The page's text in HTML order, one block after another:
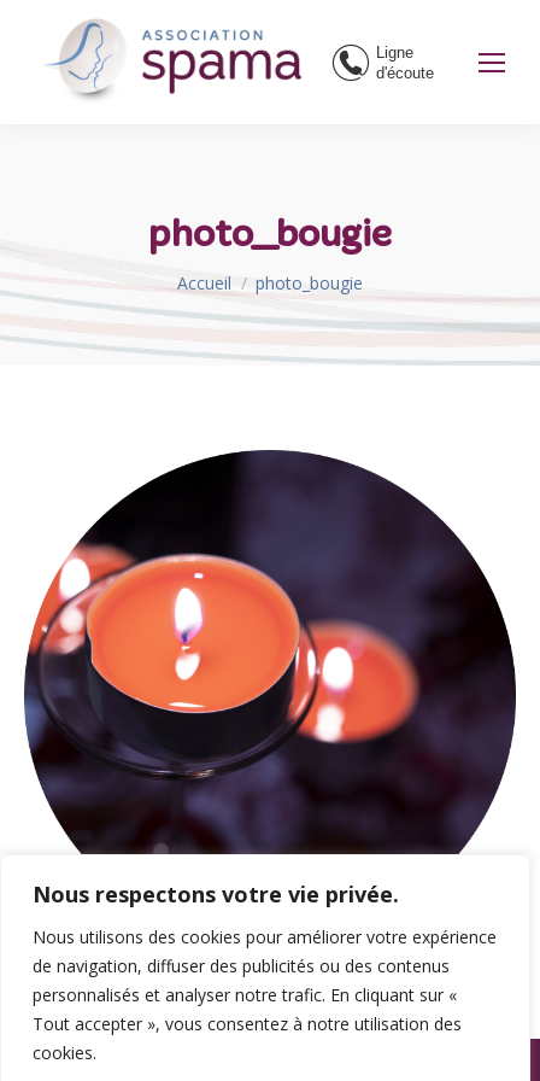
Nous respectons votre vie privée.
Nous utilisons des cookies pour améliorer votre expérience
de navigation, diffuser des publicités ou des contenus
personnalisés et analyser notre trafic. En cliquant sur «
Tout accepter », vous consentez à notre utilisation des
cookies.
Ligne
d'écoute
photo_bougie
Vous êtes ici :
Accueil photo_bougie